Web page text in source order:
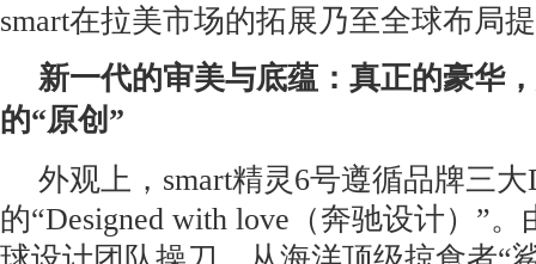
smart在拉美市场的拓展乃至全球布局
新一代的审美与底蕴：真正的豪华
的“原创”
外观上，smart精灵6号遵循品牌三
的“Designed with love（奔驰设计）”